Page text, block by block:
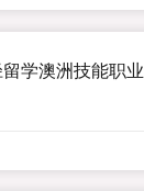
学澳洲技能职业